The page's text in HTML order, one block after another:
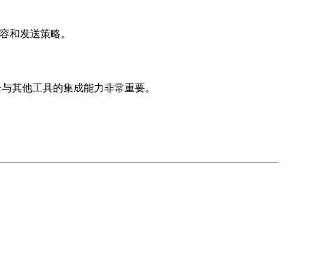
和发送策略。
其他工具的集成能力非常重要。